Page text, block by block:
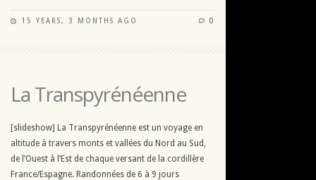
15 YEARS, 3 MONTHS AGO 0
La Transpyrénéenne
[slideshow] La Transpyrénéenne est un voyage en
altitude à travers monts et vallées du Nord au Sud,
de l’Ouest à l’Est de chaque versant de la cordillère
France/Espagne. Randonnées de 6 à 9 jours